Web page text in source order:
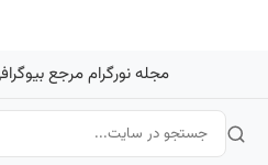
مجله نورگرام مرجع